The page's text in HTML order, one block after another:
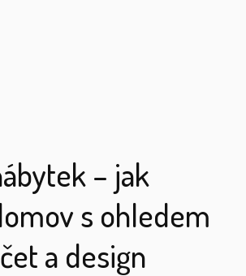
– jak
s ohledem
a design